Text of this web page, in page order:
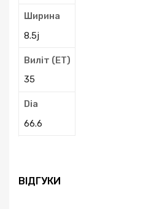
Ширина
8.5j
Виліт (ЕТ)
35
Dia
66.6
ВІДГУКИ